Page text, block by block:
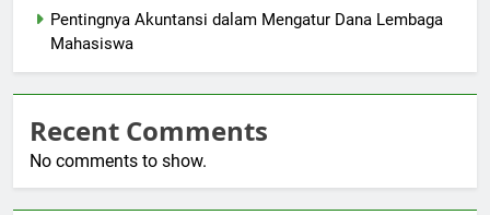
Pentingnya Akuntansi dalam Mengatur Dana Lembaga
Mahasiswa
Recent Comments
No comments to show.